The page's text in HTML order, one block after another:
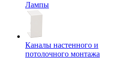
Лампы
Каналы настенного и
потолочного монтажа